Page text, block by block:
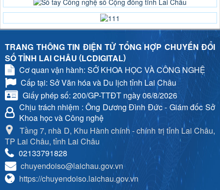
TRANG THÔNG TIN ĐIỆN TỬ TỔNG HỢP CHUYỂN ĐỔI
SỐ TỈNH LAI CHÂU (LCDIGITAL)
Cơ quan vận hành: SỞ KHOA HỌC VÀ CÔNG NGHỆ
Cấp tại: Sở Văn hóa và Du lịch tỉnh Lai Châu
Giấy phép số: 200/GP-TTĐT ngày 06/8/2026
Chịu trách nhiệm : Ông Dương Đình Đức - Giám đốc Sở
Khoa học và Công nghệ
Tầng 7, nhà D, Khu Hành chính - chính trị tỉnh Lai Châu,
TP Lai Châu, tỉnh Lai Châu
02133791828
chuyendoiso@laichau.gov.vn
https://chuyendoiso.laichau.gov.vn